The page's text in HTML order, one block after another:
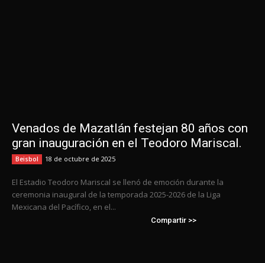
Venados de Mazatlán festejan 80 años con
gran inauguración en el Teodoro Mariscal.
Beisbol 18 de octubre de 2025
El Estadio Teodoro Mariscal se llenó de emoción durante la
ceremonia inaugural de la temporada 2025-2026 de la Liga
Mexicana del Pacífico, en el...
Compartir >>